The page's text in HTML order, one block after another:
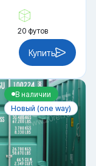
20 футов
Купить
В наличии
Новый (one way)